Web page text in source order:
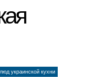
украинской кухни